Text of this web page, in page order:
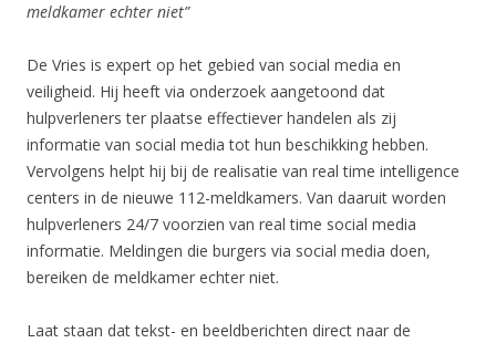
meldkamer echter niet”
De Vries is expert op het gebied van social media en
veiligheid. Hij heeft via onderzoek aangetoond dat
hulpverleners ter plaatse effectiever handelen als zij
informatie van social media tot hun beschikking hebben.
Vervolgens helpt hij bij de realisatie van real time intelligence
centers in de nieuwe 112-meldkamers. Van daaruit worden
hulpverleners 24/7 voorzien van real time social media
informatie. Meldingen die burgers via social media doen,
bereiken de meldkamer echter niet.
Laat staan dat tekst- en beeldberichten direct naar de